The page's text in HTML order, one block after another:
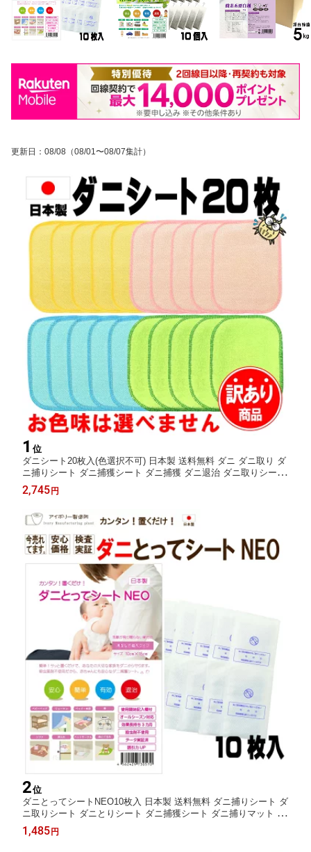
更新日 ： 08/08 （08/01〜08/07集計）
1 位
ダニシート20枚入(色選択不可) 日本製 送料無料 ダニ ダニ取り ダ
ニ捕りシート ダニ捕獲シート ダニ捕獲 ダニ退治 ダニ取りシート
防ダニシート ダニよせマット ダニよせシート ダニマット ダニ対
策 駆除
2,745 円
2位
ダニとってシートNEO10枚入 日本製 送料無料 ダニ捕りシート ダ
ニ取りシート ダニとりシート ダニ捕獲シート ダニ捕りマット ダ
ニ捕り ダニ取り ダニシート ダニ対策 ダニ退治 ダニ駆除 ダニ予
防 ダニ
1,485 円